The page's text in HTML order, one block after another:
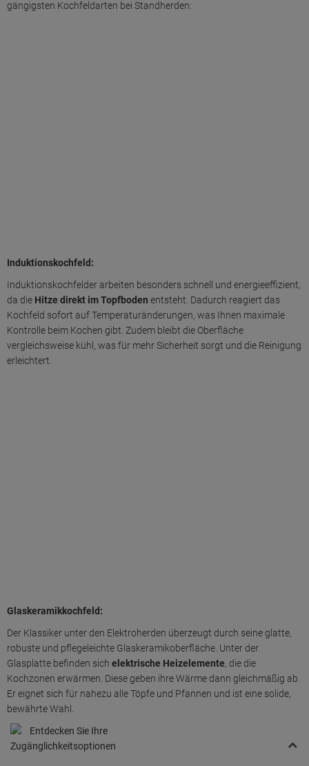
gängigsten Kochfeldarten bei Standherden:
Induktionskochfeld:
Induktionskochfelder arbeiten besonders schnell und energieeffizient,
da die Hitze direkt im Topfboden entsteht. Dadurch reagiert das
Kochfeld sofort auf Temperaturänderungen, was Ihnen maximale
Kontrolle beim Kochen gibt. Zudem bleibt die Oberfläche
vergleichsweise kühl, was für mehr Sicherheit sorgt und die Reinigung
erleichtert.
Glaskeramikkochfeld:
Der Klassiker unter den Elektroherden überzeugt durch seine glatte,
robuste und pflegeleichte Glaskeramikoberfläche. Unter der
Glasplatte befinden sich elektrische Heizelemente , die die
Kochzonen erwärmen. Diese geben ihre Wärme dann gleichmäßig ab.
Er eignet sich für nahezu alle Töpfe und Pfannen und ist eine solide,
bewährte Wahl.